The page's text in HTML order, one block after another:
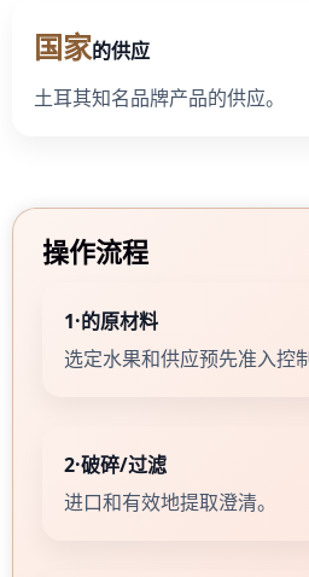
国家的供应
土耳其知名品牌产品的供应。
操作流程
1·的原材料
选定水果和供应预先准入控制
2·破碎/过滤
进口和有效地提取澄清。